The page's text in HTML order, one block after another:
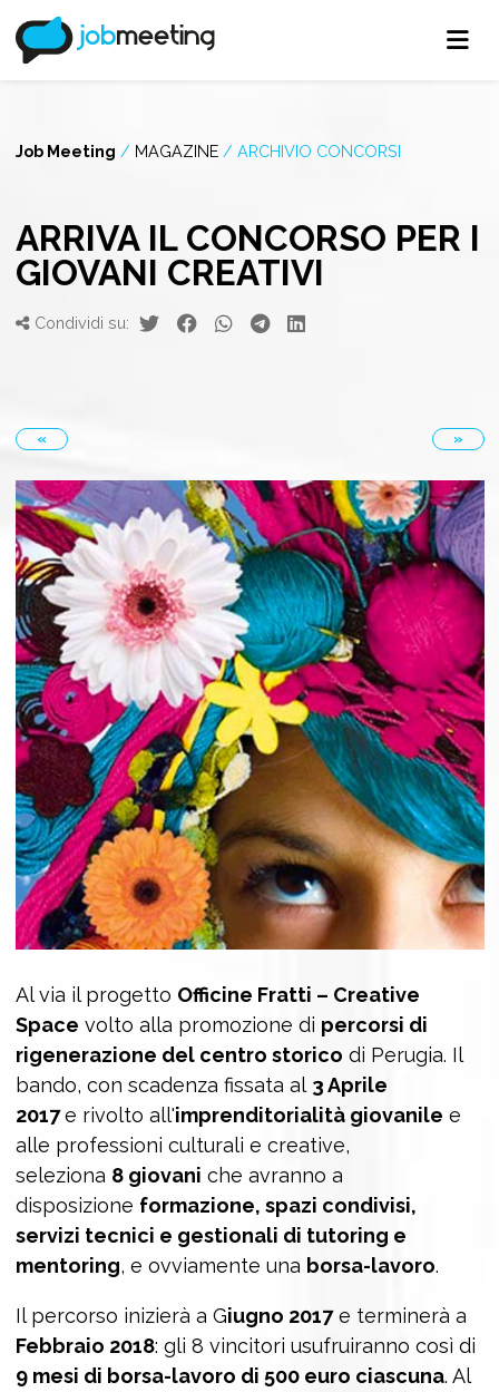
Job Meeting / MAGAZINE / ARCHIVIO CONCORSI
ARRIVA IL CONCORSO PER I
GIOVANI CREATIVI
Condividi su:
« »
Al via il progetto Officine Fratti – Creative
Space volto alla promozione di percorsi di
rigenerazione del centro storico di Perugia. Il
bando, con scadenza fissata al 3 Aprile
2017e rivolto all'imprenditorialità giovanile e
alle professioni culturali e creative,
seleziona 8 giovani che avranno a
disposizione formazione, spazi condivisi,
servizi tecnici e gestionali di tutoring e
mentoring, e ovviamente una borsa-lavoro.
Il percorso inizierà a Giugno 2017e terminerà a
Febbraio 2018: gli 8 vincitori usufruiranno così di
9 mesi di borsa-lavoro di 500 euro ciascuna. Al